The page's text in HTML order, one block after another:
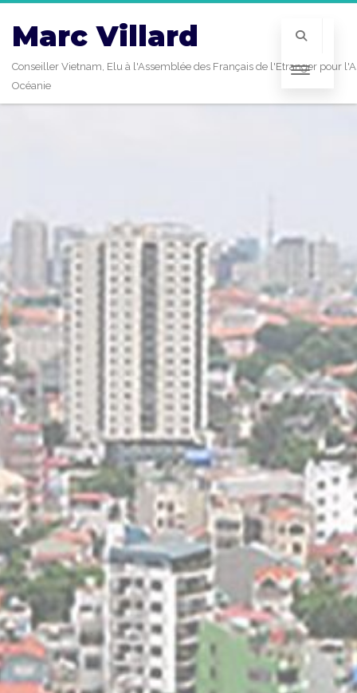
Marc Villard
Conseiller Vietnam, Elu à l'Assemblée des Français de l'Etranger pour
Océanie